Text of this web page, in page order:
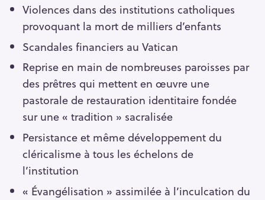
Violences dans des institutions catholiques
provoquant la mort de milliers d’enfants
Scandales financiers au Vatican
Reprise en main de nombreuses paroisses par
des prêtres qui mettent en œuvre une
pastorale de restauration identitaire fondée
sur une « tradition » sacralisée
Persistance et même développement du
cléricalisme à tous les échelons de
l’institution
« Évangélisation » assimilée à l’inculcation du